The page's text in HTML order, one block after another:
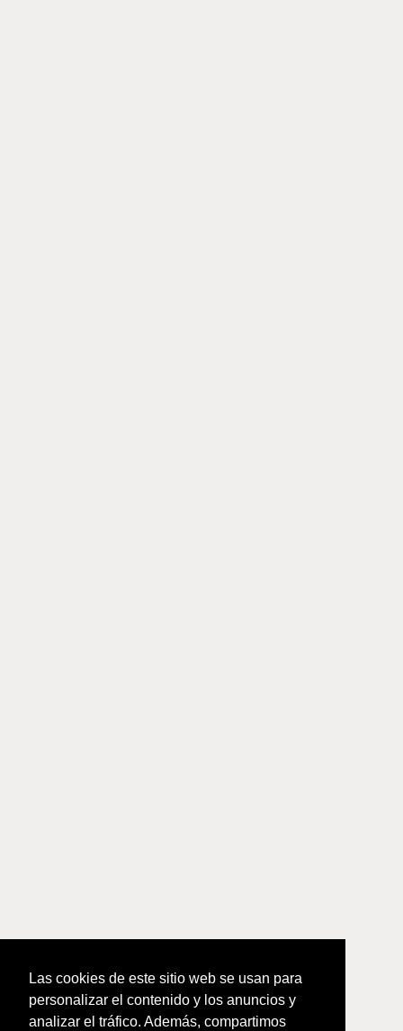
Las cookies de este sitio web se usan para
personalizar el contenido y los anuncios y
analizar el tráfico. Además, compartimos